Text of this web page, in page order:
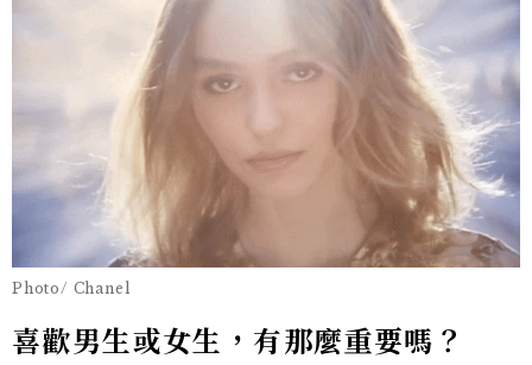
Photo/ Chanel
喜歡男生或女生，有那麼重要嗎？